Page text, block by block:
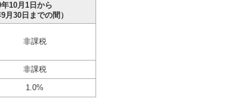
年10月1日から
月30日までの間）
非課税
非課税
1.0%